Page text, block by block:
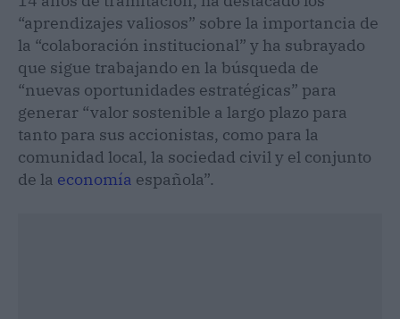
“aprendizajes valiosos” sobre la importancia de
la “colaboración institucional” y ha subrayado
que sigue trabajando en la búsqueda de
“nuevas oportunidades estratégicas” para
generar “valor sostenible a largo plazo para
tanto para sus accionistas, como para la
comunidad local, la sociedad civil y el conjunto
de la economía española”.